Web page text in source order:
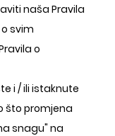
naša Pravila
svim
o
i / ili istaknute
što promjena
snagu" na